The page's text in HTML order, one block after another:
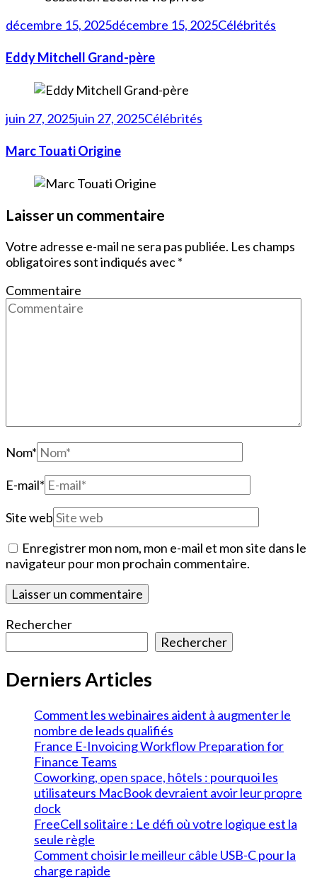
décembre 15, 2025décembre 15, 2025Célébrités
Eddy Mitchell Grand-père
juin 27, 2025juin 27, 2025Célébrités
Marc Touati Origine
Laisser un commentaire
Votre adresse e-mail ne sera pas publiée. Les champs
obligatoires sont indiqués avec*
Commentaire
Nom*
E-mail*
Site web
Enregistrer mon nom, mon e-mail et mon site dans le
navigateur pour mon prochain commentaire.
Rechercher
Rechercher
Derniers Articles
Comment les webinaires aident à augmenter le
nombre de leads qualifiés
France E-Invoicing Workflow Preparation for
Finance Teams
Coworking, open space, hôtels : pourquoi les
utilisateurs MacBook devraient avoir leur propre
dock
FreeCell solitaire : Le défi où votre logique est la
seule règle
Comment choisir le meilleur câble USB-C pour la
charge rapide